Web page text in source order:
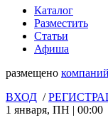
Каталог
Разместить
Статьи
Афиша
размещено
ВХОД /
1 января, ПН | 00:00